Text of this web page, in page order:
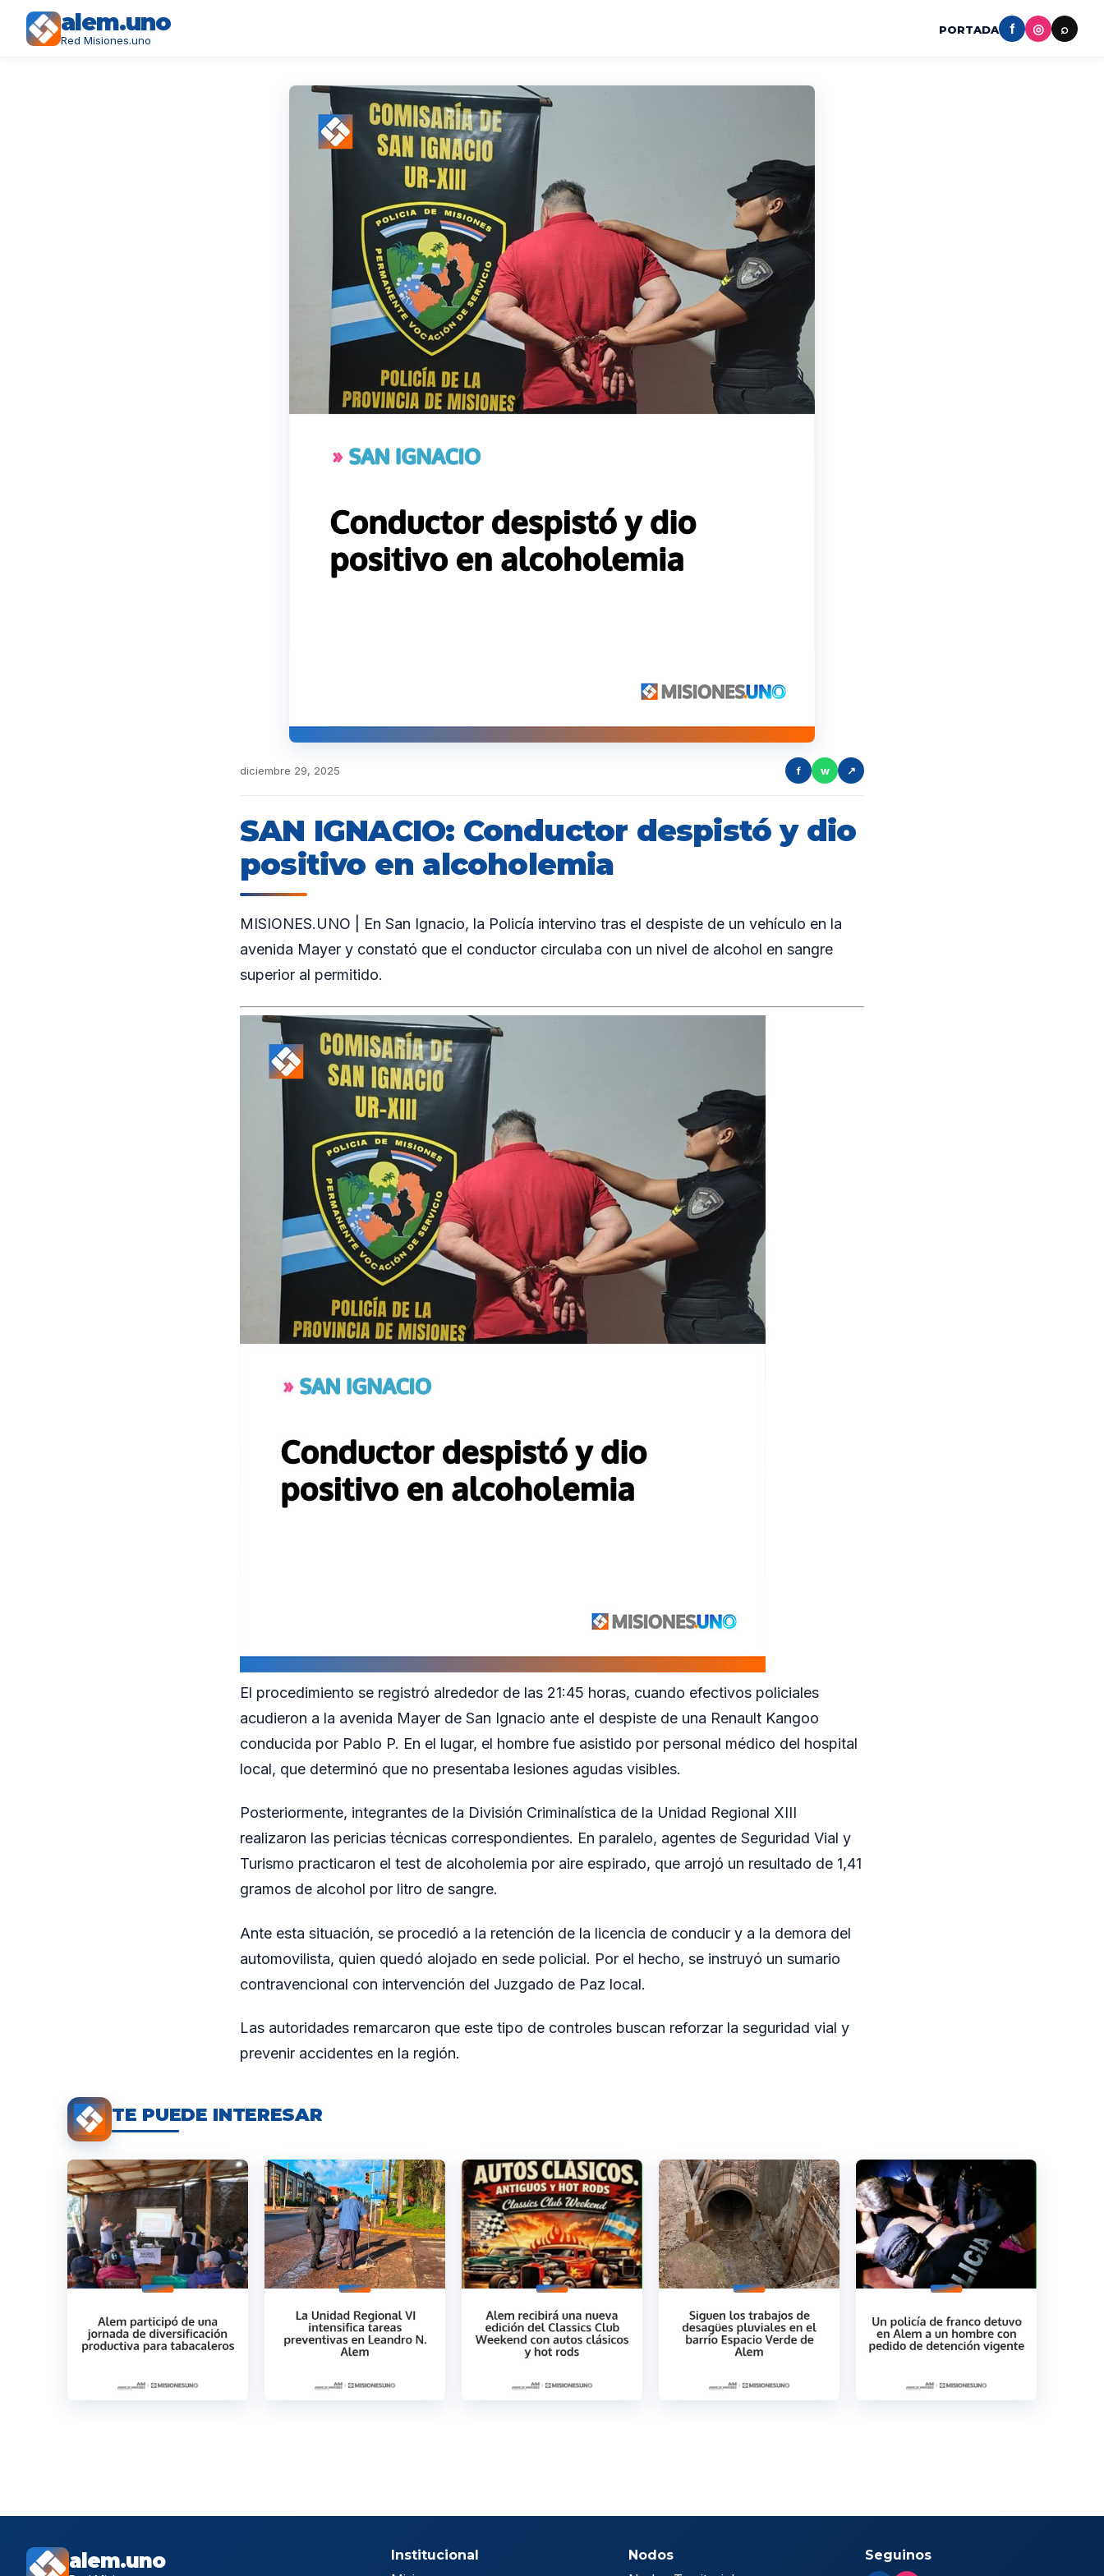
alem.uno
Red Misiones.uno
PORTADA f ◎ ⌕
diciembre 29, 2025 f w ↗
SAN IGNACIO: Conductor despistó y dio
positivo en alcoholemia
MISIONES.UNO | En San Ignacio, la Policía intervino tras el despiste de un vehículo en la
avenida Mayer y constató que el conductor circulaba con un nivel de alcohol en sangre
superior al permitido.
El procedimiento se registró alrededor de las 21:45 horas, cuando efectivos policiales
acudieron a la avenida Mayer de San Ignacio ante el despiste de una Renault Kangoo
conducida por Pablo P. En el lugar, el hombre fue asistido por personal médico del hospital
local, que determinó que no presentaba lesiones agudas visibles.
Posteriormente, integrantes de la División Criminalística de la Unidad Regional XIII
realizaron las pericias técnicas correspondientes. En paralelo, agentes de Seguridad Vial y
Turismo practicaron el test de alcoholemia por aire espirado, que arrojó un resultado de 1,41
gramos de alcohol por litro de sangre.
Ante esta situación, se procedió a la retención de la licencia de conducir y a la demora del
automovilista, quien quedó alojado en sede policial. Por el hecho, se instruyó un sumario
contravencional con intervención del Juzgado de Paz local.
Las autoridades remarcaron que este tipo de controles buscan reforzar la seguridad vial y
prevenir accidentes en la región.
TE PUEDE INTERESAR
alem.uno Institucional Nodos Seguinos